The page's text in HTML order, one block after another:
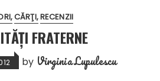
CĂRŢI RECENZII
FRATERNE
by Virginia Lupulescu